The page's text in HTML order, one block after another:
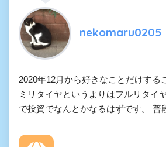
nekomaru0205
2020年12月から好きなことだけする
ミリタイヤというよりはフルリタイ
で投資でなんとかなるはずです。 普